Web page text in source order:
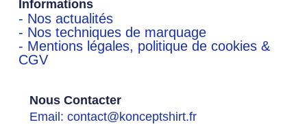
Informations
- Nos actualités
- Nos techniques de marquage
- Mentions légales, politique de cookies &
CGV
Nous Contacter
Email: contact@konceptshirt.fr